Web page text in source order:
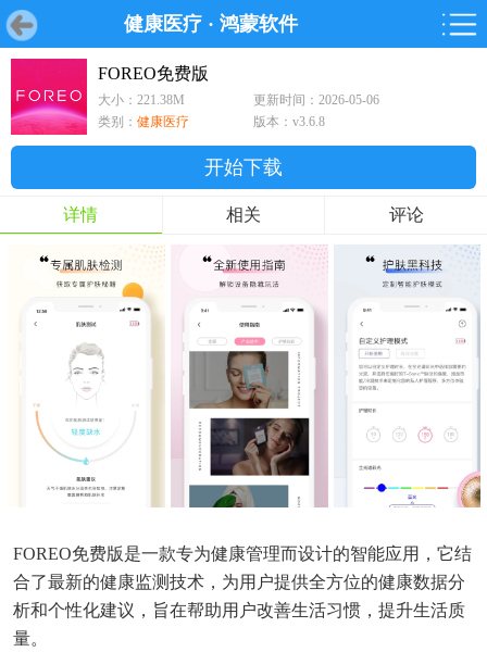
健康医疗 · 鸿蒙软件
首页 游戏 软件
软件 鸿蒙
游戏
鸿蒙
软件
FOREO免费版
大小：221.38M
更新时间：2026-05-06
类别： 健康医疗 版本：v3.6.8
开始下载
详情 相关 评论
FOREO免费版是一款专为健康管理而设计的智能应用，它结
合了最新的健康监测技术，为用户提供全方位的健康数据分
析和个性化建议，旨在帮助用户改善生活习惯，提升生活质
量。